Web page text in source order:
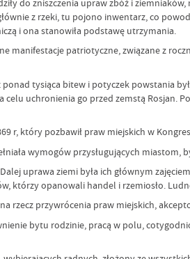
do zniszczenia upraw zbóż i
z rzeki, tu pojono inwentarz, co
i ona stanowiła podstawę utrzymania.
manifestacje patriotyczne, związane z
tysiąca bitew i potyczek powstania
uchronienia go przed zemstą
r, który pozbawił praw miejskich w
wymogów przysługujących miastom,
uprawa ziemi była ich głównym
którzy opanowali handel i rzemiosło.
rzecz przywrócenia praw miejskich,
bytu rodzinie, pracą w polu,